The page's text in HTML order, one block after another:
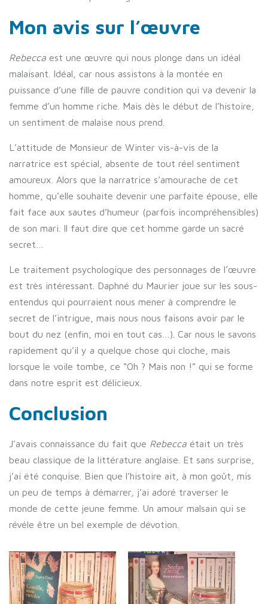
Mon avis sur l’œuvre
Rebecca est une œuvre qui nous plonge dans un idéal
malaisant. Idéal, car nous assistons à la montée en
puissance d’une fille de pauvre condition qui va devenir la
femme d’un homme riche. Mais dès le début de l’histoire,
un sentiment de malaise nous prend.
L’attitude de Monsieur de Winter vis-à-vis de la
narratrice est spécial, absente de tout réel sentiment
amoureux. Alors que la narratrice s’amourache de cet
homme, qu’elle souhaite devenir une parfaite épouse, elle
fait face aux sautes d’humeur (parfois incompréhensibles)
de son mari. Il faut dire que cet homme garde un sacré
secret…
Le traitement psychologique des personnages de l’œuvre
est très intéressant. Daphné du Maurier joue sur les sous-
entendus qui pourraient nous mener à comprendre le
secret de l’intrigue, mais nous nous faisons avoir par le
bout du nez (enfin, moi en tout cas…). Car nous le savons
rapidement qu’il y a quelque chose qui cloche, mais
lorsque le voile tombe, ce “Oh ? Mais non !” qui se forme
dans notre esprit est délicieux.
Conclusion
J’avais connaissance du fait que Rebecca était un très
beau classique de la littérature anglaise. Et sans surprise,
j’ai été conquise. Bien que l’histoire ait, à mon goût, mis
un peu de temps à démarrer, j’ai adoré traverser le
monde de cette jeune femme. Un amour malsain qui se
révéle être un bel exemple de dévotion.